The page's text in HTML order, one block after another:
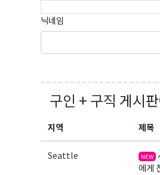
닉네임
구인 + 구직 게시
지역 제목
Seattle NEW
에게